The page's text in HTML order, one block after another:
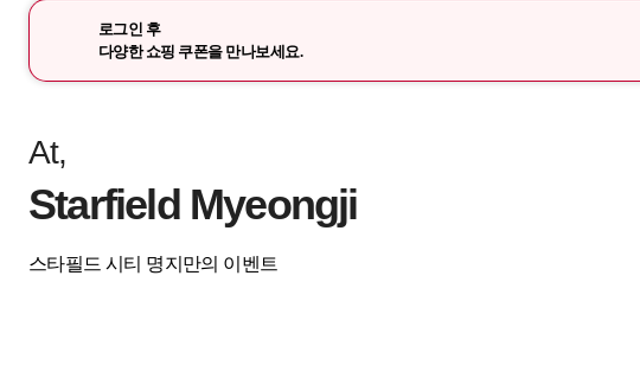
로그인 후
다양한 쇼핑 쿠폰을 만나보세요.
At,
Starfield Myeongji
스타필드 시티 명지만의 이벤트